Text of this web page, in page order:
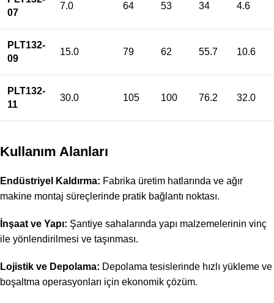
07
7.0 64 53 34 4.6
PLT132-
09
15.0 79 62 55.7 10.6
PLT132-
11
30.0 105 100 76.2 32.0
Kullanım Alanları
Endüstriyel Kaldırma: Fabrika üretim hatlarında ve ağır
makine montaj süreçlerinde pratik bağlantı noktası.
İnşaat ve Yapı: Şantiye sahalarında yapı malzemelerinin vinç
ile yönlendirilmesi ve taşınması.
Lojistik ve Depolama: Depolama tesislerinde hızlı yükleme ve
boşaltma operasyonları için ekonomik çözüm.